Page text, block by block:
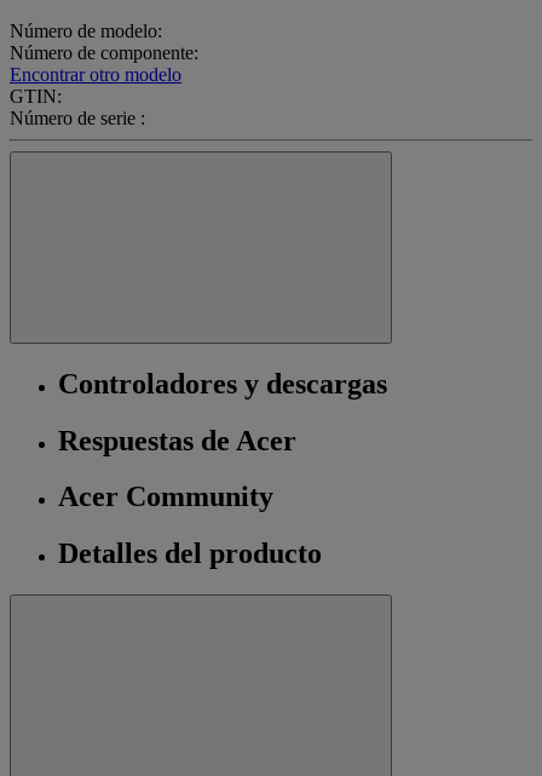
Número de modelo:
Número de componente:
Encontrar otro modelo
GTIN:
Número de serie :
Controladores y descargas
Respuestas de Acer
Acer Community
Detalles del producto